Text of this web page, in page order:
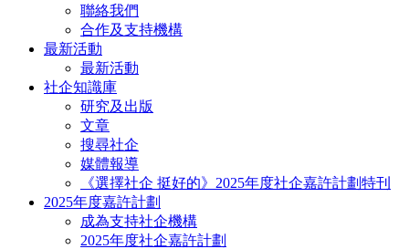
聯絡我們
合作及支持機構
最新活動
最新活動
社企知識庫
研究及出版
文章
搜尋社企
媒體報導
《選擇社企 挺好的》2025年度社企嘉許計劃特刊
2025年度嘉許計劃
成為支持社企機構
2025年度社企嘉許計劃